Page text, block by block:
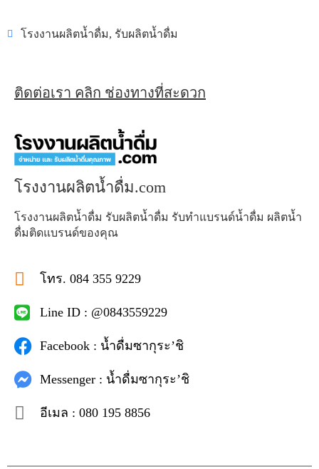
โรงงานผลิตน้ำดื่ม, รับผลิตน้ำดื่ม
ติดต่อเรา คลิก ช่องทางที่สะดวก
โรงงานผลิตน้ำดื่ม.com
โรงงานผลิตน้ำดื่ม รับผลิตน้ำดื่ม รับทำแบรนด์น้ำดื่ม ผลิตน้ำ
ดื่มติดแบรนด์ของคุณ
โทร. 084 355 9229
Line ID : @0843559229
Facebook : น้ำดื่มซากุระ’ชิ
Messenger : น้ำดื่มซากุระ’ชิ
อีเมล : 080 195 8856